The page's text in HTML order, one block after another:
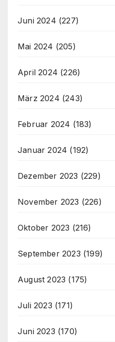
Juni 2024 (227)
Mai 2024 (205)
April 2024 (226)
März 2024 (243)
Februar 2024 (183)
Januar 2024 (192)
Dezember 2023 (229)
November 2023 (226)
Oktober 2023 (216)
September 2023 (199)
August 2023 (175)
Juli 2023 (171)
Juni 2023 (170)